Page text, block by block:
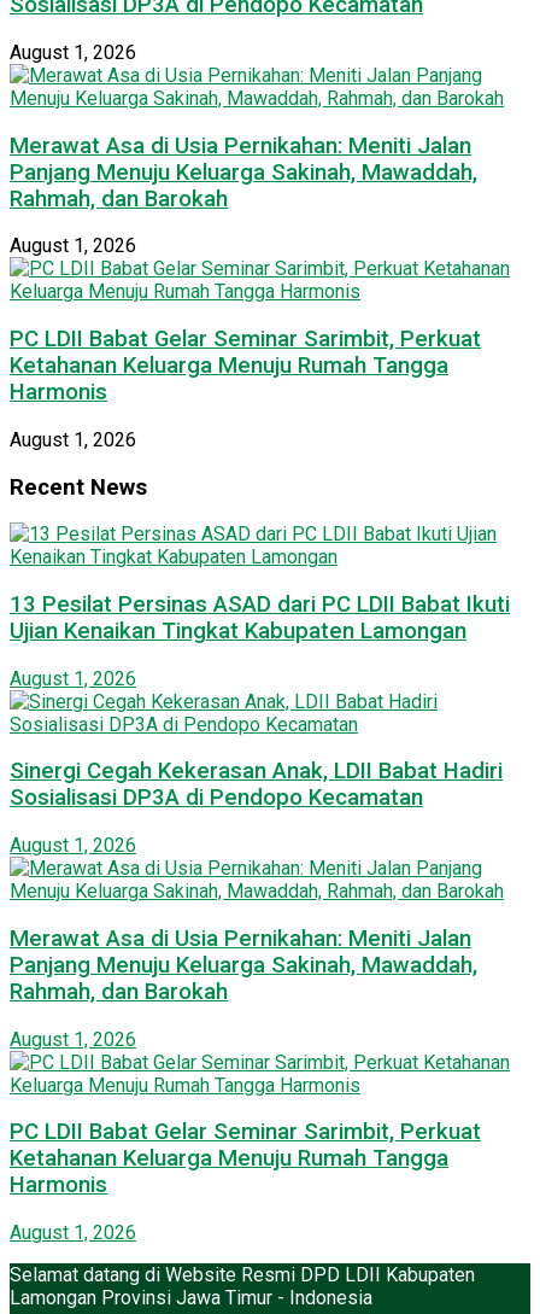
August 1, 2026
Merawat Asa di Usia Pernikahan: Meniti Jalan
Panjang Menuju Keluarga Sakinah, Mawaddah,
Rahmah, dan Barokah
August 1, 2026
PC LDII Babat Gelar Seminar Sarimbit, Perkuat
Ketahanan Keluarga Menuju Rumah Tangga
Harmonis
August 1, 2026
Recent News
13 Pesilat Persinas ASAD dari PC LDII Babat Ikuti
Ujian Kenaikan Tingkat Kabupaten Lamongan
August 1, 2026
Sinergi Cegah Kekerasan Anak, LDII Babat Hadiri
Sosialisasi DP3A di Pendopo Kecamatan
August 1, 2026
Merawat Asa di Usia Pernikahan: Meniti Jalan
Panjang Menuju Keluarga Sakinah, Mawaddah,
Rahmah, dan Barokah
August 1, 2026
PC LDII Babat Gelar Seminar Sarimbit, Perkuat
Ketahanan Keluarga Menuju Rumah Tangga
Harmonis
August 1, 2026
Selamat datang di Website Resmi DPD LDII Kabupaten
Lamongan Provinsi Jawa Timur - Indonesia